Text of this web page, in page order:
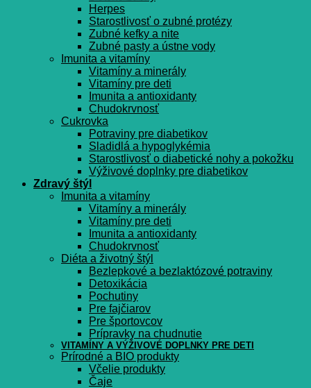
Herpes
Starostlivosť o zubné protézy
Zubné kefky a nite
Zubné pasty a ústne vody
Imunita a vitamíny
Vitamíny a minerály
Vitamíny pre deti
Imunita a antioxidanty
Chudokrvnosť
Cukrovka
Potraviny pre diabetikov
Sladidlá a hypoglykémia
Starostlivosť o diabetické nohy a pokožku
Výživové doplnky pre diabetikov
Zdravý štýl
Imunita a vitamíny
Vitamíny a minerály
Vitamíny pre deti
Imunita a antioxidanty
Chudokrvnosť
Diéta a životný štýl
Bezlepkové a bezlaktózové potraviny
Detoxikácia
Pochutiny
Pre fajčiarov
Pre športovcov
Prípravky na chudnutie
VITAMÍNY A VÝŽIVOVÉ DOPLNKY PRE DETI
Prírodné a BIO produkty
Včelie produkty
Čaje